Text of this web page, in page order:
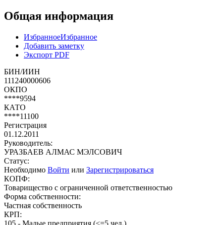
Общая информация
ИзбранноеИзбранное
Добавить заметку
Экспорт PDF
БИН/ИИН
111240000606
ОКПО
****9594
КАТО
****11100
Регистрация
01.12.2011
Руководитель:
УРАЗБАЕВ АЛМАС МЭЛСОВИЧ
Статус:
Необходимо Войти или Зарегистрироваться
КОПФ:
Товарищество с ограниченной ответственностью
Форма собственности:
Частная собственность
КРП:
105 - Малые предприятия (<=5 чел.)